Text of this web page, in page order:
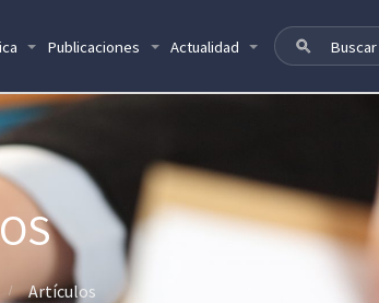
Publicaciones Actualidad
Artículos